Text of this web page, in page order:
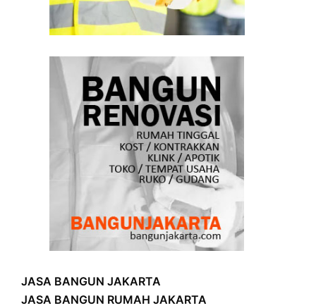
JASA BANGUN JAKARTA
JASA BANGUN RUMAH JAKARTA